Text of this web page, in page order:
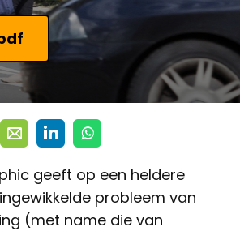
geeft op een heldere
probleem van
(met name die van